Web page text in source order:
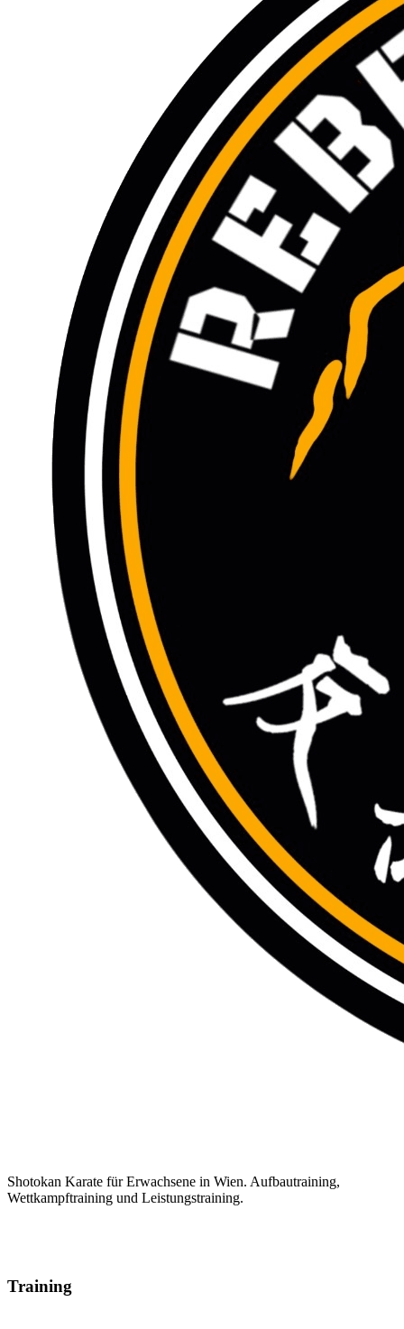
Shotokan Karate für Erwachsene in Wien. Aufbautraining,
Wettkampftraining und Leistungstraining.
Training